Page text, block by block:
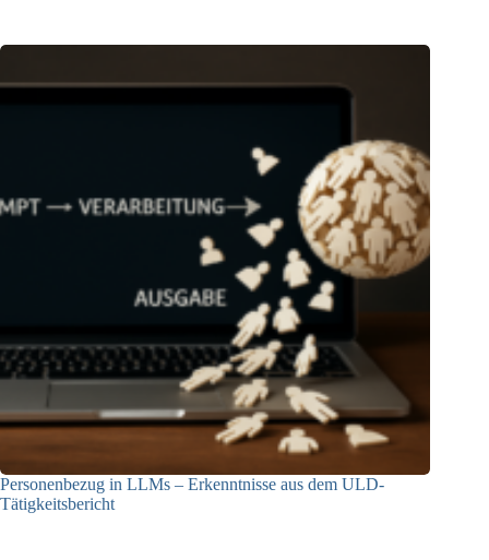
Personenbezug in LLMs – Erkenntnisse aus dem ULD-
Tätigkeitsbericht